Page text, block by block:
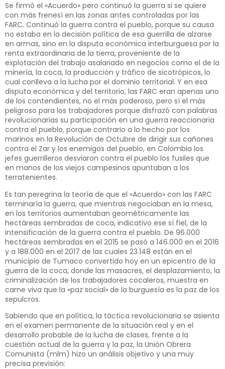
Se firmó el «Acuerdo» pero continuó la guerra si se quiere
con más frenesí en las zonas antes controladas por las
FARC. Continuó la guerra contra el pueblo, porque su causa
no estaba en la decisión política de esa guerrilla de alzarse
en armas, sino en la disputa económica interburguesa por la
renta extraordinaria de la tierra, proveniente de la
explotación del trabajo asalariado en negocios como el de la
minería, la coca, la producción y tráfico de sicotrópicos, lo
cual conlleva a la lucha por el dominio territorial. Y en esa
disputa económica y del territorio, las FARC eran apenas uno
de los contendientes, no el más poderoso, pero sí el más
peligroso para los trabajadores porque disfrazó con palabras
revolucionarias su participación en una guerra reaccionaria
contra el pueblo, porque contrario a lo hecho por los
marinos en la Revolución de Octubre de dirigir sus cañones
contra el Zar y los enemigos del pueblo, en Colombia los
jefes guerrilleros desviaron contra el pueblo los fusiles que
en manos de los viejos campesinos apuntaban a los
terratenientes.
Es tan peregrina la teoría de que el «Acuerdo» con las FARC
terminaría la guerra, que mientras negociaban en la mesa,
en los territorios aumentaban geométricamente las
hectáreas sembradas de coca, indicativo ese sí fiel, de la
intensificación de la guerra contra el pueblo. De 96.000
hectáreas sembradas en el 2015 se pasó a 146.000 en el 2016
y a 188.000 en el 2017 de las cuales 23.148 están en el
municipio de Tumaco convertido hoy en un epicentro de la
guerra de la coca, donde las masacres, el desplazamiento, la
criminalización de los trabajadores cocaleros, muestra en
carne viva que la «paz social» de la burguesía es la paz de los
sepulcros.
Sabiendo que en política, la táctica revolucionaria se asienta
en el examen permanente de la situación real y en el
desarrollo probable de la lucha de clases, frente a la
cuestión actual de la guerra y la paz, la Unión Obrera
Comunista (mlm) hizo un análisis objetivo y una muy
precisa previsión: